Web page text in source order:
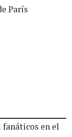
París
en el